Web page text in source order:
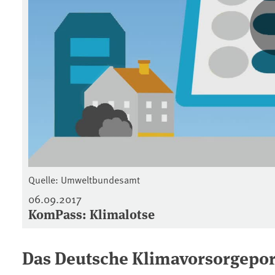
Quelle: Umweltbundesamt
06.09.2017
KomPass: Klimalotse
Das Deutsche